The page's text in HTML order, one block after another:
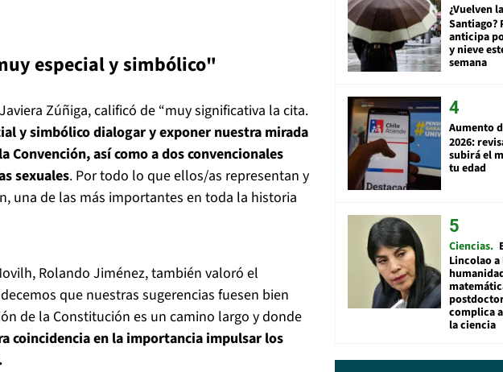
especial y simbólico"
Zúñiga, calificó de “muy significativa la cita.
y simbólico dialogar y exponer nuestra mirada
Convención, así como a dos convencionales
sexuales. Por todo lo que ellos/as representan y
una de las más importantes en toda la historia
Rolando Jiménez, también valoró el
que nuestras sugerencias fuesen bien
de la Constitución es un camino largo y donde
coincidencia en la importancia impulsar los
¿Vuelven
Santiago?
anticipa
y nieve
semana
Aumento
2026:
subirá el
tu edad
Ciencias
Lincolao a
complica
la ciencia